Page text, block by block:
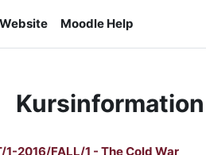
Moodle Help
Kursinformation
1-2016/FALL/1 - The Cold War